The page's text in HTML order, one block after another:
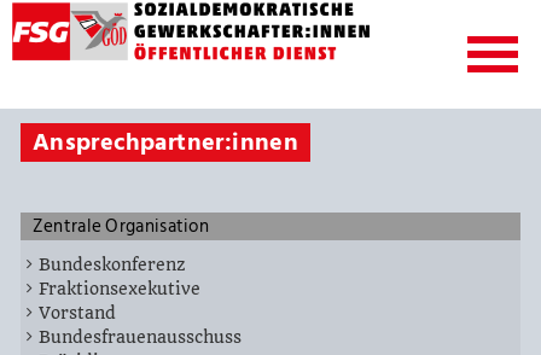
Ansprechpartner:innen
Zentrale Organisation
Bundeskonferenz
Fraktionsexekutive
Vorstand
Bundesfrauenausschuss